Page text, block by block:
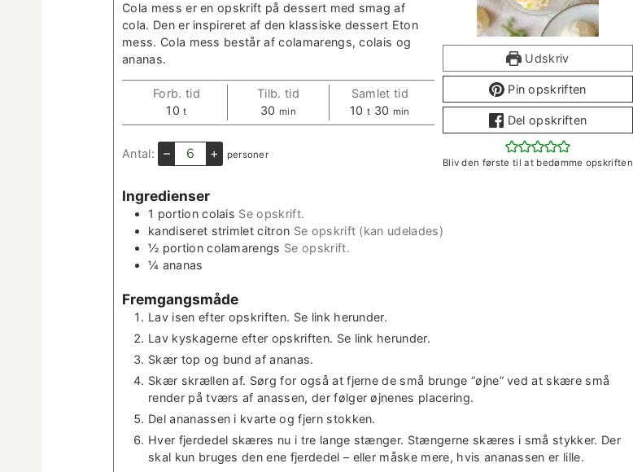
Udskriv
Pin opskriften
Del opskriften
Bliv den første til at bedømme opskriften
Cola mess er en opskrift på dessert med smag af
cola. Den er inspir­eret af den klas­siske dessert Eton
mess. Cola mess består af cola­marengs, colais og
ananas.
Forb. tid
10t
i
m
t
Tilb. tid
30 m
i
­
t
e
min
Sam­let tid
10 t
i
t 30 m
i
t
min
Antal: – + per­son­er
Ingre­di­enser
1 por­tion colais Se opskrift.
kan­dis­eret strim­let cit­ron Se opskrift (kan udelades)
½ por­tion cola­marengs Se opskrift.
¼ ananas
Frem­gangsmåde
Lav isen efter opskriften. Se link herunder.
Lav kysk­agerne efter opskriften. Se link herunder.
Skær top og bund af ananas.
Skær skrællen af. Sørg for også at fjerne de små brunge “øjne” ved at skære små
ren­der på tværs af anassen, der føl­ger øjnenes placering.
Del ananassen i kvarte og fjern stokken.
Hver fjerd­edel skæres nu i tre lange stænger. Stængerne skæres i små stykker. Der
skal kun bruges den ene fjerd­edel – eller måske mere, hvis ananassen er lille.